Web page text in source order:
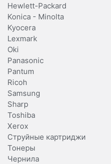
Hewlett-Packard
Konica - Minolta
Kyocera
Lexmark
Oki
Panasonic
Pantum
Ricoh
Samsung
Sharp
Toshiba
Xerox
Струйные картриджи
Тонеры
Чернила